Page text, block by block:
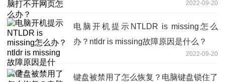
2022-09-20
电脑开机提示NTLDR is missing怎么
办？ntldr is missing故障原因是什么？
2022-09-20
键盘被禁用了怎么恢复？电脑键盘锁住了